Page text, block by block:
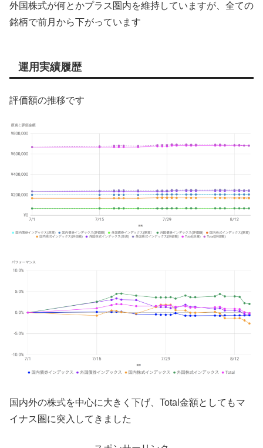
外国株式が何とかプラス圏内を維持していますが、全ての
銘柄で前月から下がっています
運用実績履歴
評価額の推移です
国内外の株式を中心に大きく下げ、Total金額としてもマ
イナス圏に突入してきました